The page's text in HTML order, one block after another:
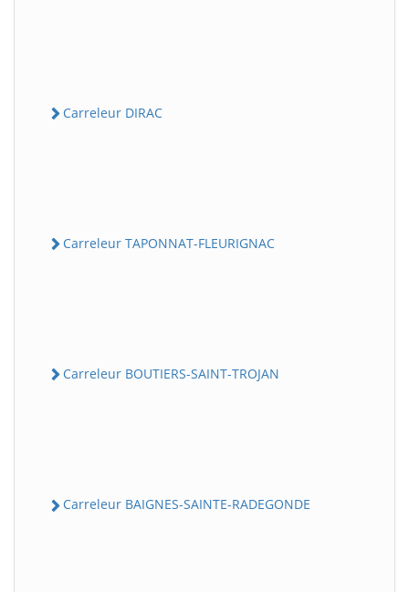
Carreleur DIRAC
Carreleur TAPONNAT-FLEURIGNAC
Carreleur BOUTIERS-SAINT-TROJAN
Carreleur BAIGNES-SAINTE-RADEGONDE